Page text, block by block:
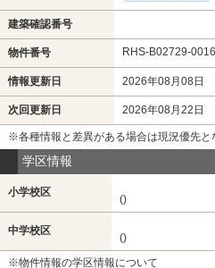
建築確認番号
物件番号 RHS-B02729-
情報更新日 2026年08月08日
次回更新日 2026年08月22日
※各種情報と差異がある場合は現況優先と
学区情報
小学校区
()
中学校区
()
※物件情報の学区情報について